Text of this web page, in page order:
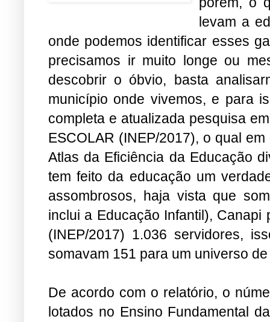
levam a
onde podemos identificar esses
precisamos ir muito longe ou
descobrir o óbvio, basta
município onde vivemos, e para
completa e atualizada pesquisa
ESCOLAR (INEP/2017), o qual
Atlas da Eficiência da Educação
tem feito da educação um
assombrosos, haja vista que
inclui a Educação Infantil),
(INEP/2017) 1.036 servidores,
somavam 151 para um universo
De acordo com o relatório, o
lotados no Ensino Fundamental